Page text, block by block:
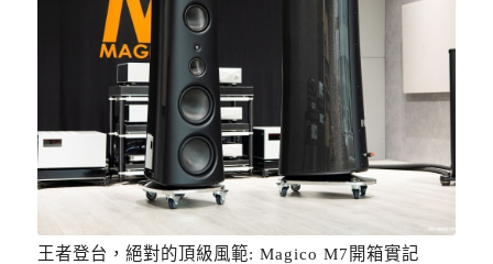
王者登台，絕對的頂級風範: Magico M7開箱實記